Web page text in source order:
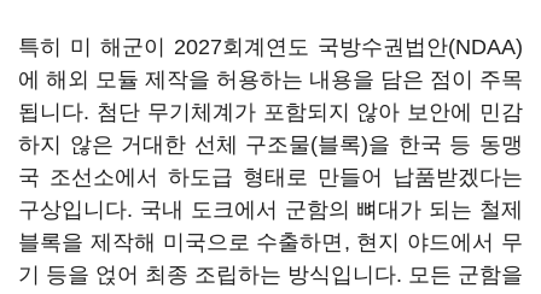
특히 미 해군이 2027회계연도 국방수권법안(NDAA)
에 해외 모듈 제작을 허용하는 내용을 담은 점이 주목
됩니다. 첨단 무기체계가 포함되지 않아 보안에 민감
하지 않은 거대한 선체 구조물(블록)을 한국 등 동맹
국 조선소에서 하도급 형태로 만들어 납품받겠다는
구상입니다. 국내 도크에서 군함의 뼈대가 되는 철제
블록을 제작해 미국으로 수출하면, 현지 야드에서 무
기 등을 얹어 최종 조립하는 방식입니다. 모든 군함을